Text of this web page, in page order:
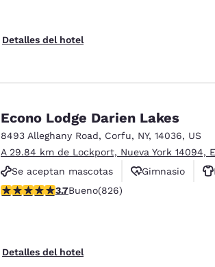
Detalles del hotel
Econo Lodge Darien Lakes
8493 Alleghany Road, Corfu, NY, 14036, US
A 29.84 km de Lockport, Nueva York 14094,
Se aceptan mascotas
Gimnasio
calificación de 3.69 estrellas. Bueno. 826
3.7Bueno(826)
Detalles del hotel